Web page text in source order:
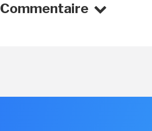
Commentaire